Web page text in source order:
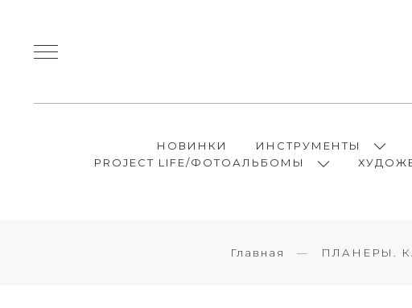
НОВИНКИ ИНСТРУМЕНТЫ
PROJECT LIFE/ФОТОАЛЬБОМЫ
Главная ПЛАНЕРЫ.